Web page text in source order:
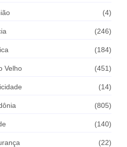
(4)
(246)
(184)
Velho (451)
(14)
(805)
(140)
(22)